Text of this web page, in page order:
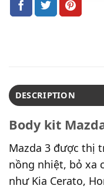
DESCRIPTION
Body kit
Mazda 3 được thị
nồng nhiệt, bỏ xa
như Kia Cerato,